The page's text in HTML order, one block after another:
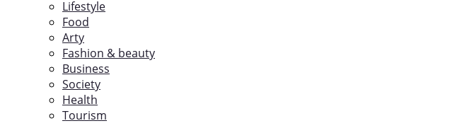
Lifestyle
Food
Arty
Fashion & beauty
Business
Society
Health
Tourism